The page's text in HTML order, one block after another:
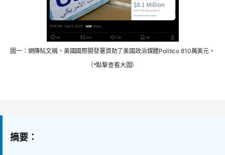
圖一：網傳帖文稱，美國國際開發署資助了美國政治媒體Politico 810萬美元。
（*點擊查看大圖）
摘要：